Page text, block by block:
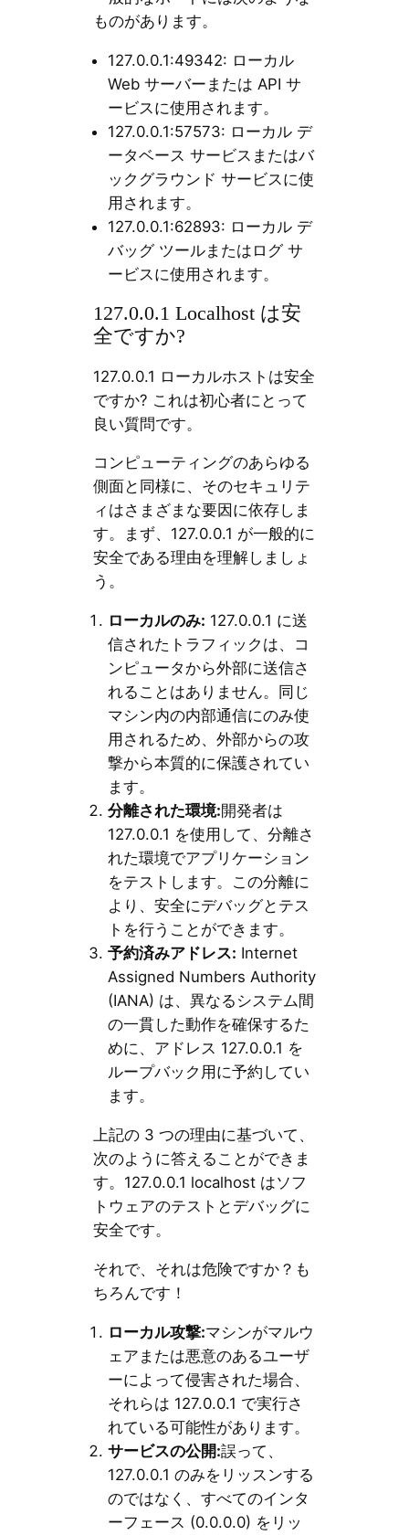
ものがあります。
127.0.0.1:49342: ローカル
Web サーバーまたは API サ
ービスに使用されます。
127.0.0.1:57573: ローカル デ
ータベース サービスまたはバ
ックグラウンド サービスに使
用されます。
127.0.0.1:62893: ローカル デ
バッグ ツールまたはログ サ
ービスに使用されます。
127.0.0.1 Localhost は安
全ですか?
127.0.0.1 ローカルホストは安全
ですか? これは初心者にとって
良い質問です。
コンピューティングのあらゆる
側面と同様に、そのセキュリテ
ィはさまざまな要因に依存しま
す。まず、127.0.0.1 が一般的に
安全である理由を理解しましょ
う。
ローカルのみ: 127.0.0.1 に送
信されたトラフィックは、コ
ンピュータから外部に送信さ
れることはありません。同じ
マシン内の内部通信にのみ使
用されるため、外部からの攻
撃から本質的に保護されてい
ます。
分離された環境:開発者は
127.0.0.1 を使用して、分離さ
れた環境でアプリケーション
をテストします。この分離に
より、安全にデバッグとテス
トを行うことができます。
予約済みアドレス: Internet
Assigned Numbers Authority
(IANA) は、異なるシステム間
の一貫した動作を確保するた
めに、アドレス 127.0.0.1 を
ループバック用に予約してい
ます。
上記の 3 つの理由に基づいて、
次のように答えることができま
す。127.0.0.1 localhost はソフ
トウェアのテストとデバッグに
安全です。
それで、それは危険ですか？も
ちろんです！
ローカル攻撃:マシンがマルウ
ェアまたは悪意のあるユーザ
ーによって侵害された場合、
それらは 127.0.0.1 で実行さ
れている可能性があります。
サービスの公開:誤って、
127.0.0.1 のみをリッスンする
のではなく、すべてのインタ
ーフェース (0.0.0.0) をリッ